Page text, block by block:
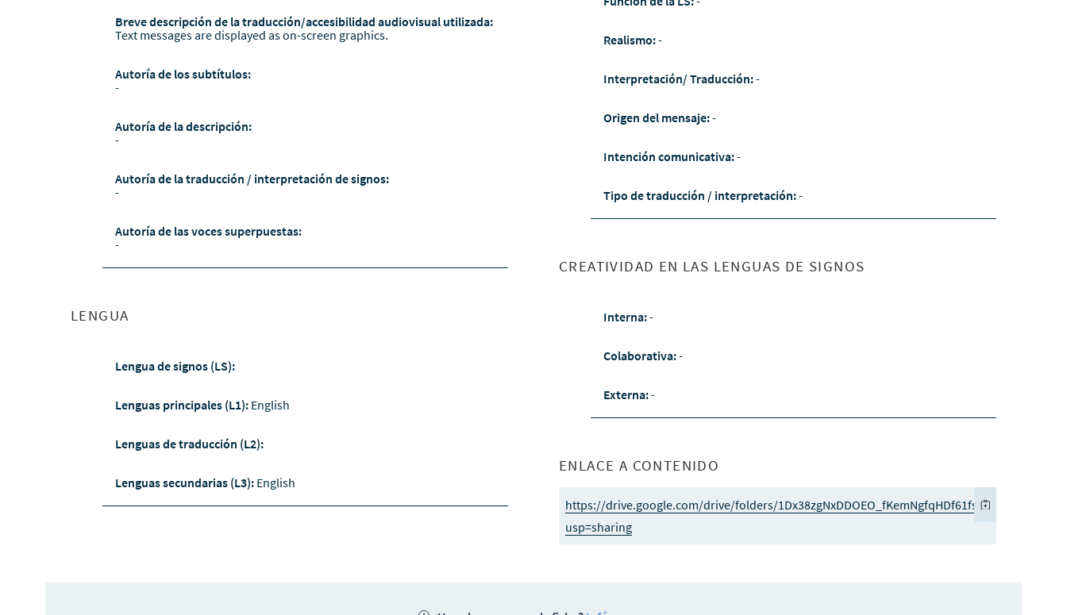
Breve descripción de la traducción/accesibilidad audiovisual utilizada:
Text messages are displayed as on-screen graphics.
Autoría de los subtítulos:
-
Autoría de la descripción:
-
Autoría de la traducción / interpretación de signos:
-
Autoría de las voces superpuestas:
-
LENGUA
Lengua de signos (LS):
Lenguas principales (L1): English
Lenguas de traducción (L2):
Lenguas secundarias (L3): English
Realismo:-
Interpretación/ Traducción:-
Origen del mensaje:-
Intención comunicativa:-
Tipo de traducción / interpretación:-
CREATIVIDAD EN LAS LENGUAS DE SIGNOS
Interna:-
Colaborativa:-
Externa:-
ENLACE A CONTENIDO
https://drive.google.com/drive/folders/1Dx38zgNxDDOEO_fKemNgfqHDf61fsuih?
usp=sharing